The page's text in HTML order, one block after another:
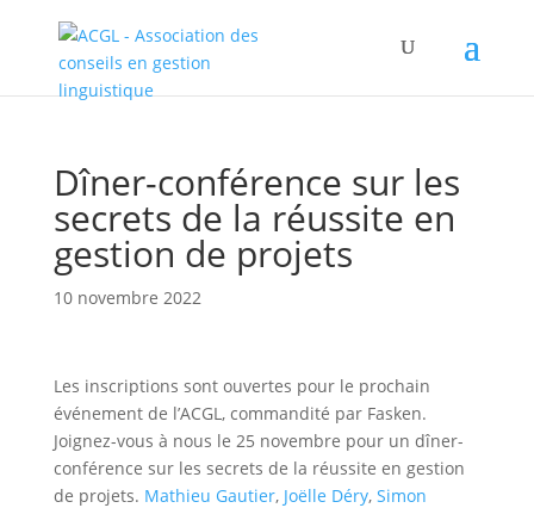
Dîner-conférence sur les
secrets de la réussite en
gestion de projets
10 novembre 2022
Les inscriptions sont ouvertes pour le prochain
événement de l’ACGL, commandité par Fasken.
Joignez-vous à nous le 25 novembre pour un dîner-
conférence sur les secrets de la réussite en gestion
de projets. Mathieu Gautier, Joëlle Déry, Simon